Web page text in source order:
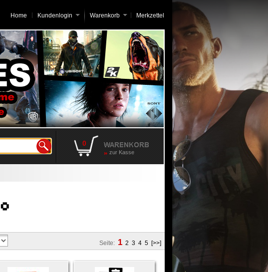
Home Kundenlogin Merkzettel
Warenkorb
0
zur Kasse
Seite: 1 2 3 4 5 [>>]